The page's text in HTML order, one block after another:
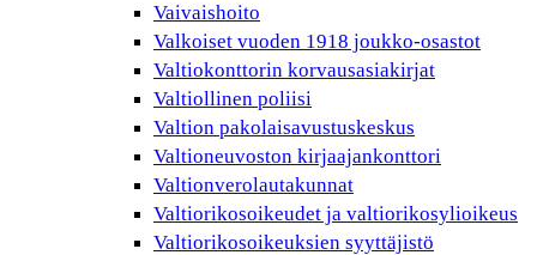
Vaivaishoito
Valkoiset vuoden 1918 joukko-osastot
Valtiokonttorin korvausasiakirjat
Valtiollinen poliisi
Valtion pakolaisavustuskeskus
Valtioneuvoston kirjaajankonttori
Valtionverolautakunnat
Valtiorikosoikeudet ja valtiorikosylioikeus
Valtiorikosoikeuksien syyttäjistö